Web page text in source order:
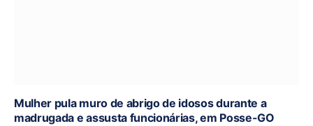
Mulher pula muro de abrigo de idosos durante a
madrugada e assusta funcionárias, em Posse-GO